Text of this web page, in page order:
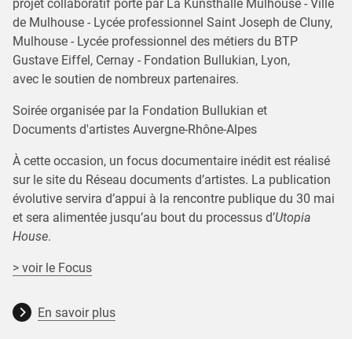
projet collaboratif porté par La Kunsthalle Mulhouse - Ville
de Mulhouse - Lycée professionnel Saint Joseph de Cluny,
Mulhouse - Lycée professionnel des métiers du BTP
Gustave Eiffel, Cernay - Fondation Bullukian, Lyon,
avec le soutien de nombreux partenaires.
Soirée organisée par la Fondation Bullukian et
Documents d'artistes Auvergne-Rhône-Alpes
À cette occasion, un focus documentaire inédit est réalisé
sur le site du Réseau documents d’artistes. La publication
évolutive servira d’appui à la rencontre publique du 30 mai
et sera alimentée jusqu’au bout du processus d’Utopia
House.
> voir le Focus
En savoir plus